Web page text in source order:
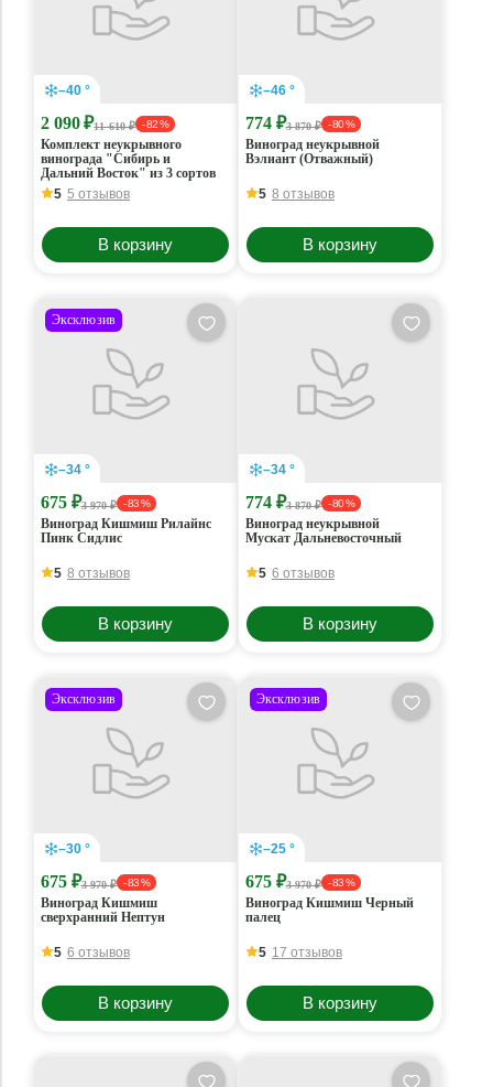
–40 °
2 090 ₽11 610 ₽ - 82 %
Комплект неукрывного
винограда "Сибирь и
Дальний Восток" из 3 сортов
5 5 отзывов
В корзину
–46 °
774 ₽3 870 ₽ - 80 %
Виноград неукрывной
Вэлиант (Отважный)
5 8 отзывов
В корзину
Эксклюзив
–34 °
675 ₽3 970 ₽ - 83 %
Виноград Кишмиш Рилайнс
Пинк Сидлис
5 8 отзывов
В корзину
–34 °
774 ₽3 870 ₽ - 80 %
Виноград неукрывной
Мускат Дальневосточный
5 6 отзывов
В корзину
Эксклюзив
–30 °
675 ₽3 970 ₽ - 83 %
Виноград Кишмиш
сверхранний Нептун
5 6 отзывов
В корзину
Эксклюзив
–25 °
675 ₽3 970 ₽ - 83 %
Виноград Кишмиш Черный
палец
5 17 отзывов
В корзину